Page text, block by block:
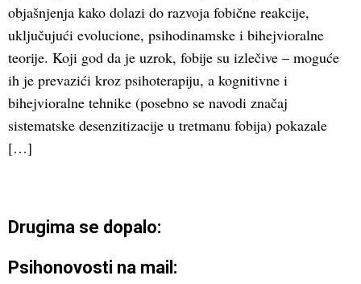
objašnjenja kako dolazi do razvoja fobične reakcije,
uključujući evolucione, psihodinamske i bihejvioralne
teorije. Koji god da je uzrok, fobije su izlečive – moguće
ih je prevazići kroz psihoterapiju, a kognitivne i
bihejvioralne tehnike (posebno se navodi značaj
sistematske desenzitizacije u tretmanu fobija) pokazale
[…]
Drugima se dopalo:
Psihonovosti na mail: